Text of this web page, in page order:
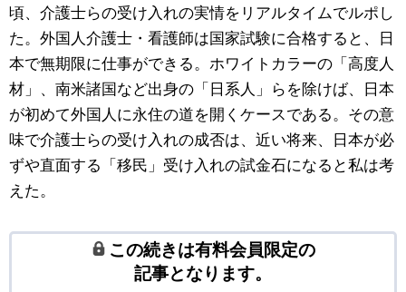
頃、介護士らの受け入れの実情をリアルタイムでルポし
た。外国人介護士・看護師は国家試験に合格すると、日
本で無期限に仕事ができる。ホワイトカラーの「高度人
材」、南米諸国など出身の「日系人」らを除けば、日本
が初めて外国人に永住の道を開くケースである。その意
味で介護士らの受け入れの成否は、近い将来、日本が必
ずや直面する「移民」受け入れの試金石になると私は考
えた。
この続きは有料会員限定の
記事となります。